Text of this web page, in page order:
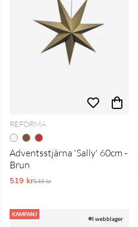
REFORMA
Adventsstjärna 'Sally' 60cm -
Brun
519 krOrdinarie pris:
649 kr
KAMPANJ
I webblager